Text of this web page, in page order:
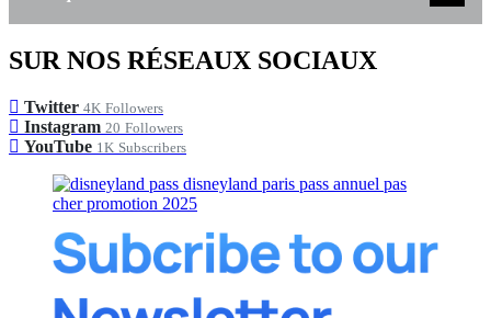
SUR NOS RÉSEAUX SOCIAUX
Twitter 4K Followers
Instagram 20 Followers
YouTube 1K Subscribers